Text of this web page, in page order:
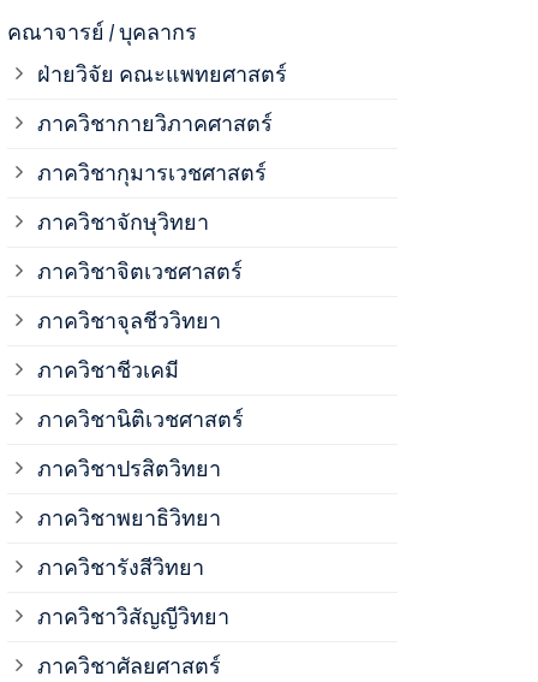
คณาจารย์ / บุคลากร
ฝ่ายวิจัย คณะแพทยศาสตร์
ภาควิชากายวิภาคศาสตร์
ภาควิชากุมารเวชศาสตร์
ภาควิชาจักษุวิทยา
ภาควิชาจิตเวชศาสตร์
ภาควิชาจุลชีววิทยา
ภาควิชาชีวเคมี
ภาควิชานิติเวชศาสตร์
ภาควิชาปรสิตวิทยา
ภาควิชาพยาธิวิทยา
ภาควิชารังสีวิทยา
ภาควิชาวิสัญญีวิทยา
ภาควิชาศัลยศาสตร์